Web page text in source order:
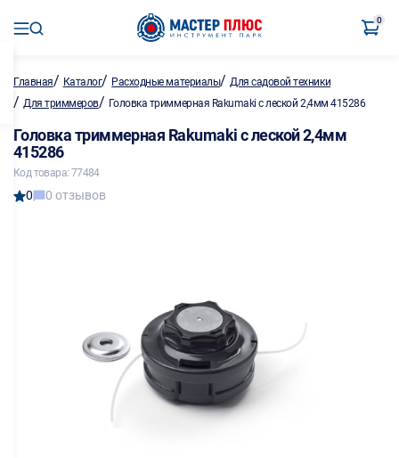
0
Главная/ Каталог/ Расходные материалы/Для садовой техники
/ Для триммеров/ Головка триммерная Rakumaki с леской 2,4мм 415286
Головка триммерная Rakumaki с леской 2,4мм
415286
Код товара: 77484
0 0 отзывов